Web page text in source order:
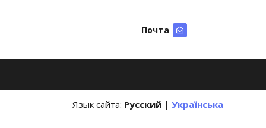
Почта
Язык сайта: Русский | Українська